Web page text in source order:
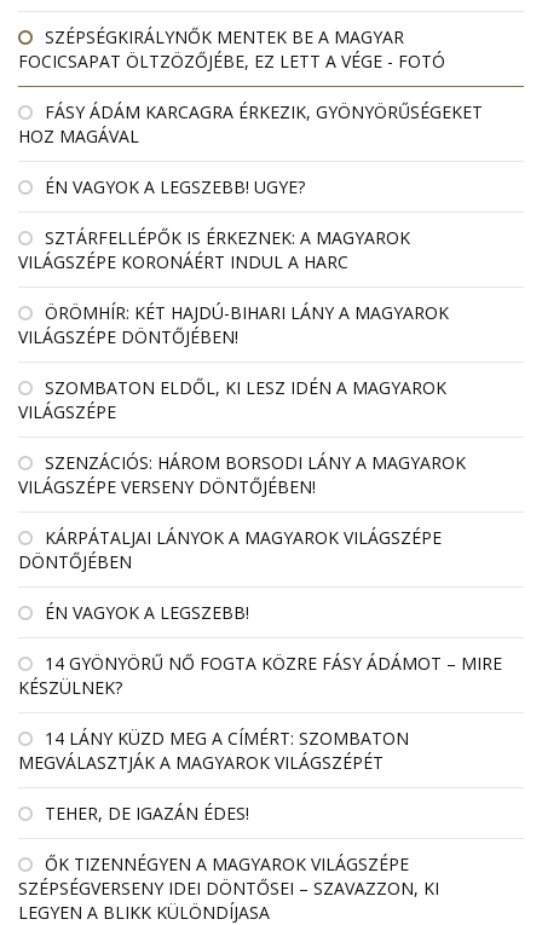
SZÉPSÉGKIRÁLYNŐK MENTEK BE A MAGYAR
FOCICSAPAT ÖLTZÖZŐJÉBE, EZ LETT A VÉGE - FOTÓ
FÁSY ÁDÁM KARCAGRA ÉRKEZIK, GYÖNYÖRŰSÉGEKET
HOZ MAGÁVAL
ÉN VAGYOK A LEGSZEBB! UGYE?
SZTÁRFELLÉPŐK IS ÉRKEZNEK: A MAGYAROK
VILÁGSZÉPE KORONÁÉRT INDUL A HARC
ÖRÖMHÍR: KÉT HAJDÚ-BIHARI LÁNY A MAGYAROK
VILÁGSZÉPE DÖNTŐJÉBEN!
SZOMBATON ELDŐL, KI LESZ IDÉN A MAGYAROK
VILÁGSZÉPE
SZENZÁCIÓS: HÁROM BORSODI LÁNY A MAGYAROK
VILÁGSZÉPE VERSENY DÖNTŐJÉBEN!
KÁRPÁTALJAI LÁNYOK A MAGYAROK VILÁGSZÉPE
DÖNTŐJÉBEN
ÉN VAGYOK A LEGSZEBB!
14 GYÖNYÖRŰ NŐ FOGTA KÖZRE FÁSY ÁDÁMOT – MIRE
KÉSZÜLNEK?
14 LÁNY KÜZD MEG A CÍMÉRT: SZOMBATON
MEGVÁLASZTJÁK A MAGYAROK VILÁGSZÉPÉT
TEHER, DE IGAZÁN ÉDES!
ŐK TIZENNÉGYEN A MAGYAROK VILÁGSZÉPE
SZÉPSÉGVERSENY IDEI DÖNTŐSEI – SZAVAZZON, KI
LEGYEN A BLIKK KÜLÖNDÍJASA